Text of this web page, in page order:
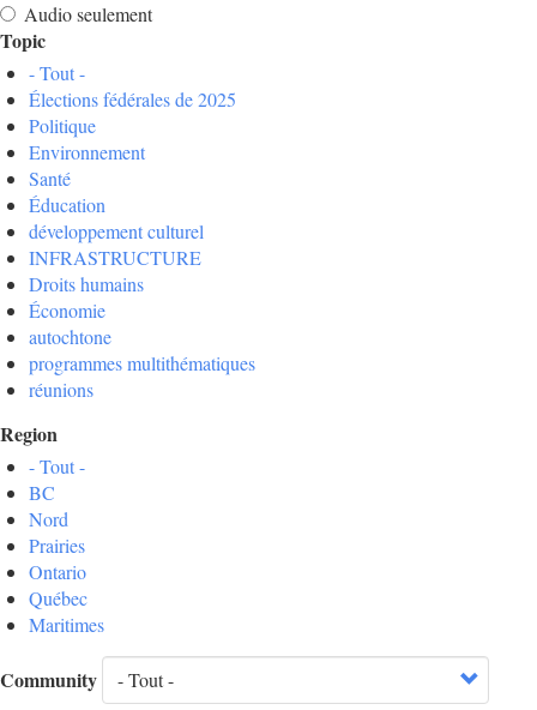
Audio seulement
Topic
- Tout -
Élections fédérales de 2025
Politique
Environnement
Santé
Éducation
développement culturel
INFRASTRUCTURE
Droits humains
Économie
autochtone
programmes multithématiques
réunions
Region
- Tout -
BC
Nord
Prairies
Ontario
Québec
Maritimes
Community